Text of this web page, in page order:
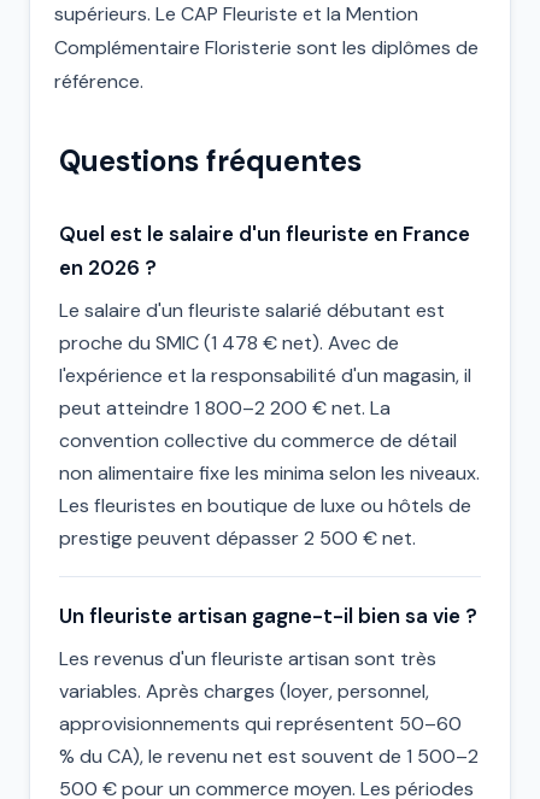
supérieurs. Le CAP Fleuriste et la Mention
Complémentaire Floristerie sont les diplômes de
référence.
Questions fréquentes
Quel est le salaire d'un fleuriste en France
en 2026 ?
Le salaire d'un fleuriste salarié débutant est
proche du SMIC (1 478 € net). Avec de
l'expérience et la responsabilité d'un magasin, il
peut atteindre 1 800–2 200 € net. La
convention collective du commerce de détail
non alimentaire fixe les minima selon les niveaux.
Les fleuristes en boutique de luxe ou hôtels de
prestige peuvent dépasser 2 500 € net.
Un fleuriste artisan gagne-t-il bien sa vie ?
Les revenus d'un fleuriste artisan sont très
variables. Après charges (loyer, personnel,
approvisionnements qui représentent 50–60
% du CA), le revenu net est souvent de 1 500–2
500 € pour un commerce moyen. Les périodes